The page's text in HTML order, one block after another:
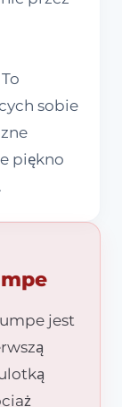
sobie
piękno
jest